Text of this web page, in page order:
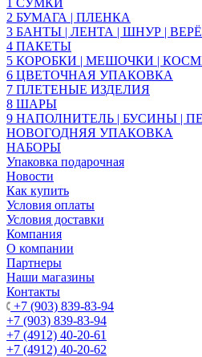
1 СУМКИ
2 БУМАГА | ПЛЕНКА
3 БАНТЫ | ЛЕНТА | ШНУР |
4 ПАКЕТЫ
5 КОРОБКИ | МЕШОЧКИ |
6 ЦВЕТОЧНАЯ УПАКОВКА
7 ПЛЕТЕНЫЕ ИЗДЕЛИЯ
8 ШАРЫ
9 НАПОЛНИТЕЛЬ | БУСИНЫ |
НОВОГОДНЯЯ УПАКОВКА
НАБОРЫ
Упаковка подарочная
Новости
Как купить
Условия оплаты
Условия доставки
Компания
О компании
Партнеры
Наши магазины
Контакты
+7 (903) 839-83-94
+7 (903) 839-83-94
+7 (4912) 40-20-61
+7 (4912) 40-20-62